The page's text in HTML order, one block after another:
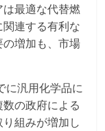
最適な代替燃
連する有利な
増加も、市場
に汎用化学品に
の政府による
組みが増加し